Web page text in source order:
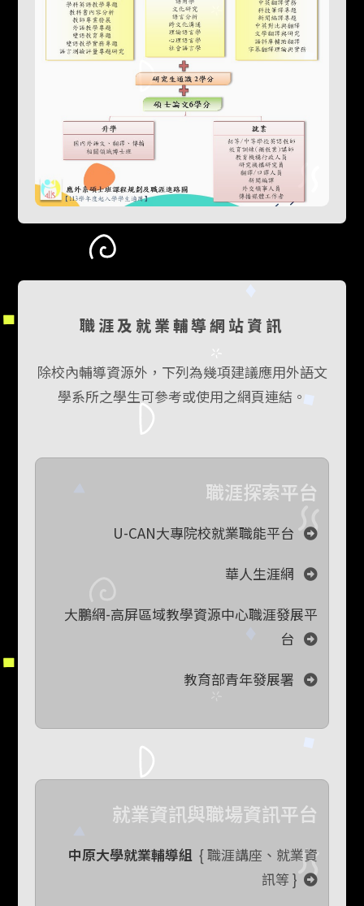
職涯及就業輔導網站資訊
除校內輔導資源外，下列為幾項建議應用外語文
學系所之學生可參考或使用之網頁連結。
職涯探索平台
U-CAN大專院校就業職能平台
華人生涯網
大鵬網-高屏區域教學資源中心職涯發展平
台
教育部青年發展署
就業資訊與職場資訊平台
中原大學就業輔導組 { 職涯講座、就業資
訊等 }